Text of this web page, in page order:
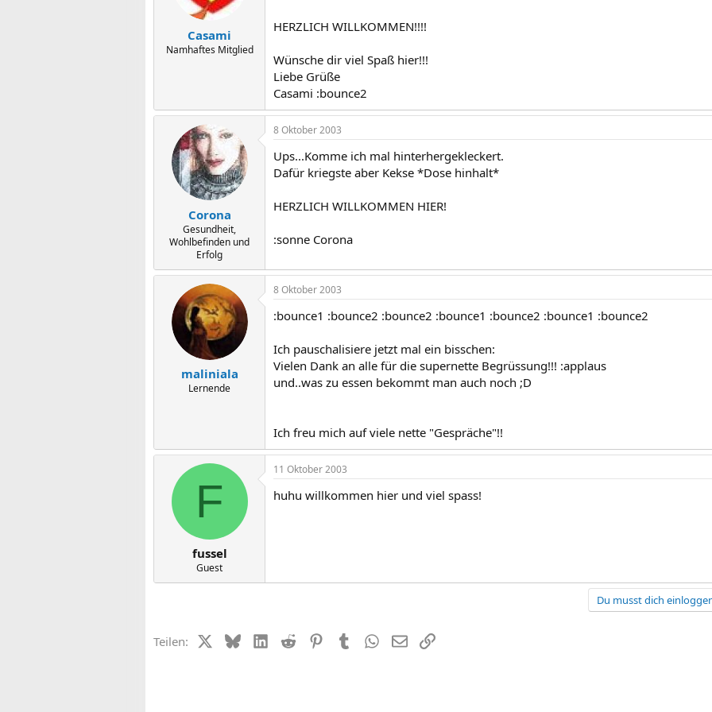
Casami
Namhaftes Mitglied
HERZLICH WILLKOMMEN!!!!
Wünsche dir viel Spaß hier!!!
Liebe Grüße
Casami :bounce2
Corona
Gesundheit,
Wohlbefinden und
Erfolg
8 Oktober 2003
Ups...Komme ich mal hinterhergekleckert.
Dafür kriegste aber Kekse *Dose hinhalt*
HERZLICH WILLKOMMEN HIER!
:sonne Corona
maliniala
Lernende
8 Oktober 2003
:bounce1 :bounce2 :bounce2 :bounce1 :bounce2 :bounce1 :bounce2
Ich pauschalisiere jetzt mal ein bisschen:
Vielen Dank an alle für die supernette Begrüssung!!! :applaus
und..was zu essen bekommt man auch noch ;D
Ich freu mich auf viele nette "Gespräche"!!
F
fussel
Guest
11 Oktober 2003
huhu willkommen hier und viel spass!
Du musst dich
Teilen: X (Twitter)
BlueskyLinkedIn
Reddit PinterestTumblrWhatsApp
E-MailLink